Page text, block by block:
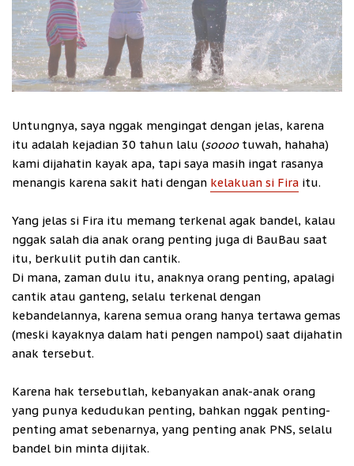
Untungnya, saya nggak mengingat dengan jelas, karena
itu adalah kejadian 30 tahun lalu (soooo tuwah, hahaha)
kami dijahatin kayak apa, tapi saya masih ingat rasanya
menangis karena sakit hati dengan kelakuan si Fira itu.
Yang jelas si Fira itu memang terkenal agak bandel, kalau
nggak salah dia anak orang penting juga di BauBau saat
itu, berkulit putih dan cantik.
Di mana, zaman dulu itu, anaknya orang penting, apalagi
cantik atau ganteng, selalu terkenal dengan
kebandelannya, karena semua orang hanya tertawa gemas
(meski kayaknya dalam hati pengen nampol) saat dijahatin
anak tersebut.
Karena hak tersebutlah, kebanyakan anak-anak orang
yang punya kedudukan penting, bahkan nggak penting-
penting amat sebenarnya, yang penting anak PNS, selalu
bandel bin minta dijitak.